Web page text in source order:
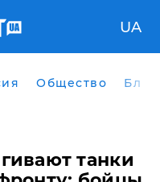
UA
Общество
танки